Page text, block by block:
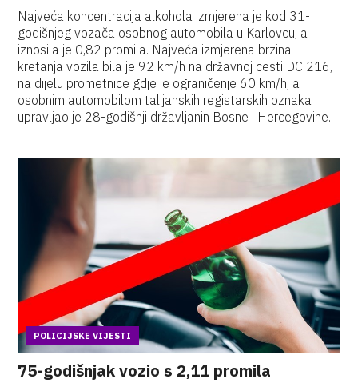
Najveća koncentracija alkohola izmjerena je kod 31-
godišnjeg vozača osobnog automobila u Karlovcu, a
iznosila je 0,82 promila. Najveća izmjerena brzina
kretanja vozila bila je 92 km/h na državnoj cesti DC 216,
na dijelu prometnice gdje je ograničenje 60 km/h, a
osobnim automobilom talijanskih registarskih oznaka
upravljao je 28-godišnji državljanin Bosne i Hercegovine.
POLICIJSKE VIJESTI
75-godišnjak vozio s 2,11 promila